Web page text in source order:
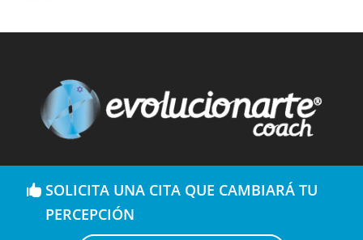
SOLICITA UNA CITA QUE CAMBIARÁ TU
PERCEPCIÓN